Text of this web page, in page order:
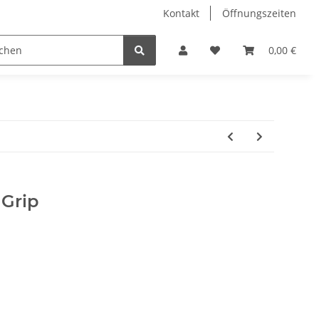
Kontakt Öffnungszeiten
0,00 €
Hobby Horse Dienstleistungen Geschenkartikel &